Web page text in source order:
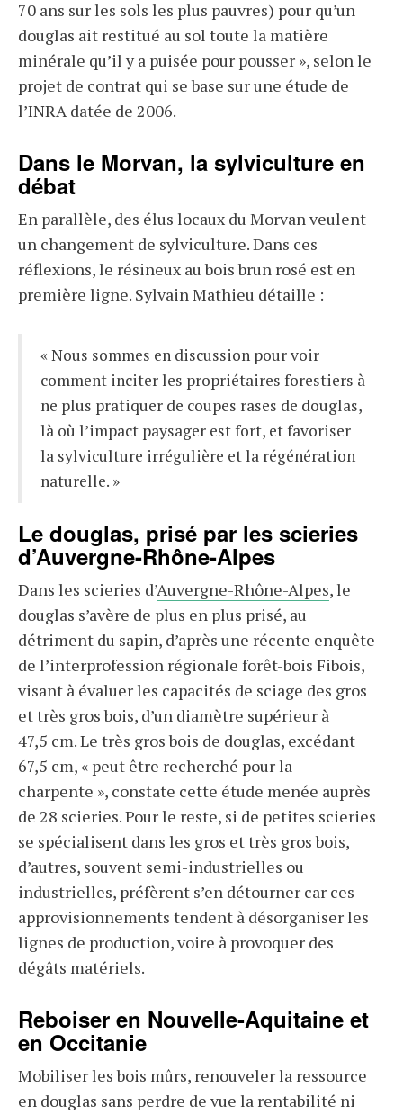
70 ans sur les sols les plus pauvres) pour qu’un
douglas ait restitué au sol toute la matière
minérale qu’il y a puisée pour pousser », selon le
projet de contrat qui se base sur une étude de
l’INRA datée de 2006.
Dans le Morvan, la sylviculture en
débat
En parallèle, des élus locaux du Morvan veulent
un changement de sylviculture. Dans ces
réflexions, le résineux au bois brun rosé est en
première ligne. Sylvain Mathieu détaille :
« Nous sommes en discussion pour voir
comment inciter les propriétaires forestiers à
ne plus pratiquer de coupes rases de douglas,
là où l’impact paysager est fort, et favoriser
la sylviculture irrégulière et la régénération
naturelle. »
Le douglas, prisé par les scieries
d’Auvergne-Rhône-Alpes
Dans les scieries d’Auvergne-Rhône-Alpes, le
douglas s’avère de plus en plus prisé, au
détriment du sapin, d’après une récente enquête
de l’interprofession régionale forêt-bois Fibois,
visant à évaluer les capacités de sciage des gros
et très gros bois, d’un diamètre supérieur à
47,5 cm. Le très gros bois de douglas, excédant
67,5 cm, « peut être recherché pour la
charpente », constate cette étude menée auprès
de 28 scieries. Pour le reste, si de petites scieries
se spécialisent dans les gros et très gros bois,
d’autres, souvent semi-industrielles ou
industrielles, préfèrent s’en détourner car ces
approvisionnements tendent à désorganiser les
lignes de production, voire à provoquer des
dégâts matériels.
Reboiser en Nouvelle-Aquitaine et
en Occitanie
Mobiliser les bois mûrs, renouveler la ressource
en douglas sans perdre de vue la rentabilité ni